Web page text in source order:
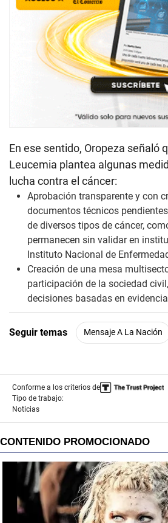
En ese sentido, Oropeza señaló
Leucemia plantea algunas
lucha contra el cáncer:
Aprobación transparente y con
documentos técnicos
de diversos tipos de cáncer,
permanecen sin validar en
Instituto Nacional de
Creación de una mesa
participación de la sociedad
decisiones basadas en
Seguir temas Mensaje A La Nación
Conforme a los criterios de
Tipo de trabajo:
Noticias